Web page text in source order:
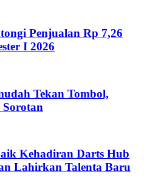
Penjualan Rp 7,26
I 2026
Tekan Tombol,
Sorotan
Kehadiran Darts Hub
Lahirkan Talenta Baru